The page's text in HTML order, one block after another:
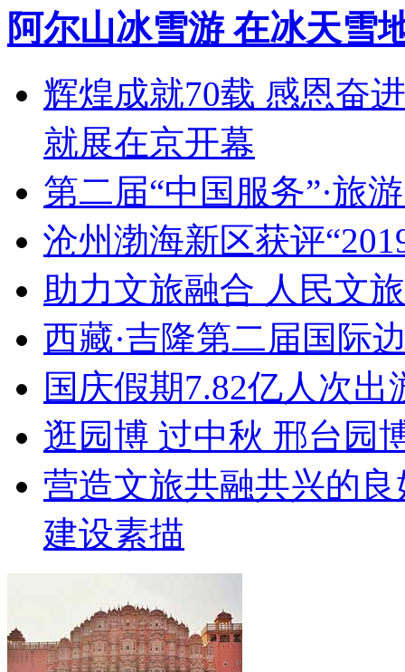
阿尔山冰雪游 在冰天雪
辉煌成就70载 感恩奋
就展在京开幕
第二届“中国服务”·旅
沧州渤海新区获评
助力文旅融合 人民文
西藏·吉隆第二届国际
国庆假期7.82亿人次
逛园博 过中秋 邢台园
营造文旅共融共兴的
建设素描